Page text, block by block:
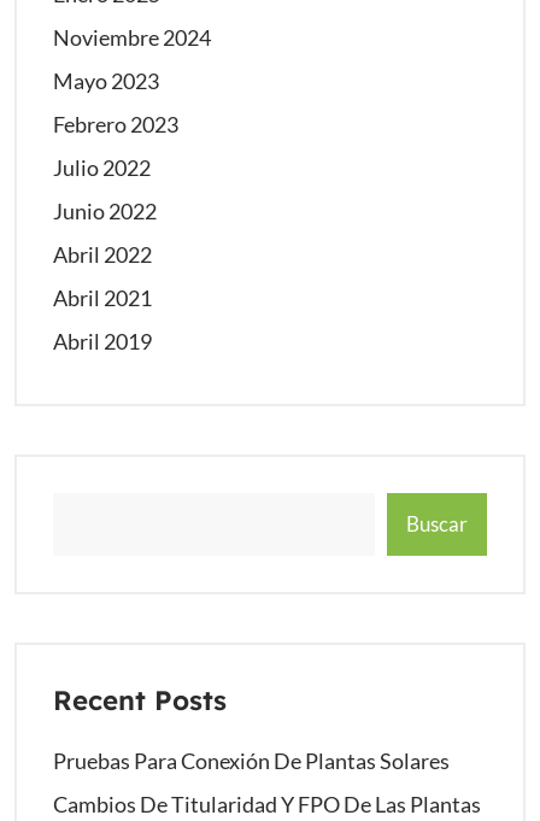
Noviembre 2024
Mayo 2023
Febrero 2023
Julio 2022
Junio 2022
Abril 2022
Abril 2021
Abril 2019
Buscar
Recent Posts
Pruebas Para Conexión De Plantas Solares
Cambios De Titularidad Y FPO De Las Plantas